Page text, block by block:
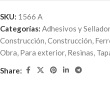
SKU: 1566 A
Categorías: Adhesivos y
Construcción,Construcción,
Obra, Para exterior, Resinas,
Share: